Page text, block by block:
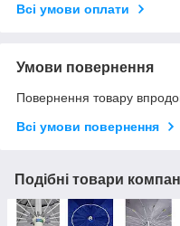
Всі умови оплати
Умови повернення
Повернення товару
Всі умови повернення
Подібні товари